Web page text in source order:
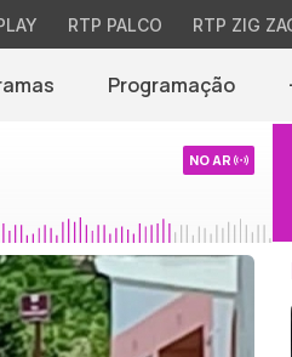
RTP PALCO RTP ZIG
Programação
NO AR